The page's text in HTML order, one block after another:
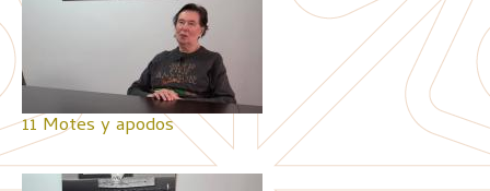
11 Motes y apodos